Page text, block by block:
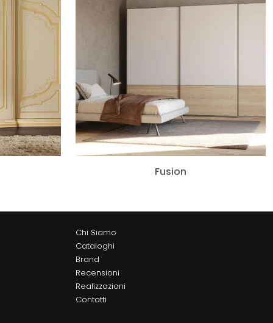
Fusion
Chi Siamo
Cataloghi
Brand
Recensioni
Realizzazioni
Contatti